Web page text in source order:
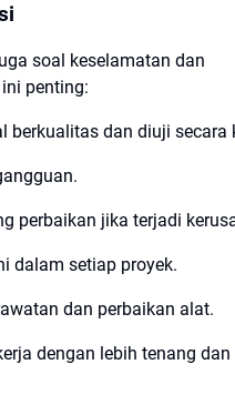
soal keselamatan dan
penting:
berkualitas dan diuji secara
perbaikan jika terjadi
dalam setiap proyek.
dan perbaikan alat.
dengan lebih tenang dan